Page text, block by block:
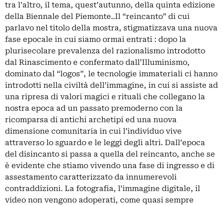
tra l’altro, il tema, quest’autunno, della quinta edizione
della Biennale del Piemonte..Il “reincanto” di cui
parlavo nel titolo della mostra, stigmatizzava una nuova
fase epocale in cui siamo ormai entrati : dopo la
plurisecolare prevalenza del razionalismo introdotto
dal Rinascimento e confermato dall’Illuminismo,
dominato dal “logos”, le tecnologie immateriali ci hanno
introdotti nella civiltà dell’immagine, in cui si assiste ad
una ripresa di valori magici e rituali che collegano la
nostra epoca ad un passato premoderno con la
ricomparsa di antichi archetipi ed una nuova
dimensione comunitaria in cui l’individuo vive
attraverso lo sguardo e le leggi degli altri. Dall’epoca
del disincanto si passa a quella del reincanto, anche se
è evidente che stiamo vivendo una fase di ingresso e di
assestamento caratterizzato da innumerevoli
contraddizioni. La fotografia, l’immagine digitale, il
video non vengono adoperati, come quasi sempre